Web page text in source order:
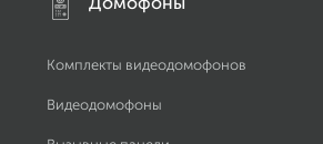
Комплекты видеодомофонов
Видеодомофоны